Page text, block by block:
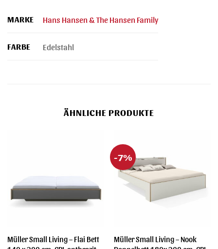
MARKE Hans Hansen & The Hansen Family
FARBE Edelstahl
ÄHNLICHE PRODUKTE
Müller Small Living – Flai Bett
-7%
Müller Small Living – Nook